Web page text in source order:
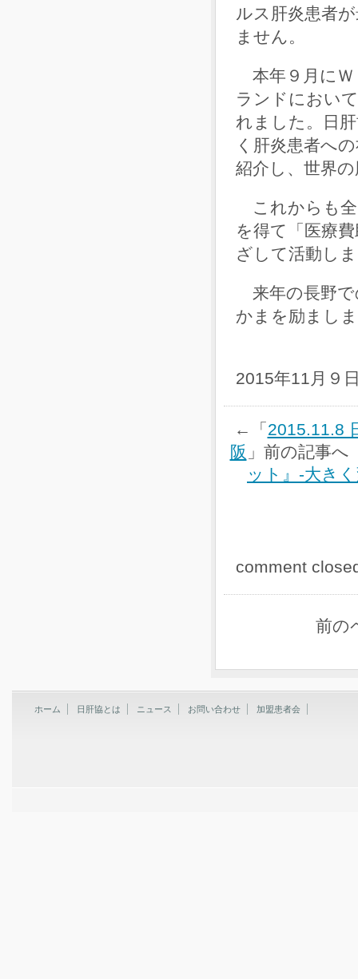
ルス肝炎患者
ません。
本年９月にＷ
ランドにおい
れました。日
く肝炎患者へ
紹介し、世界
これからも全
を得て「医療
ざして活動し
来年の長野で
かまを励まし
2015年11月９
←「 2015.11.8
阪 」前の記事
ット』-大き
comment
前の
ホーム 日肝協とは ニュース お問い合わせ 加盟患者会